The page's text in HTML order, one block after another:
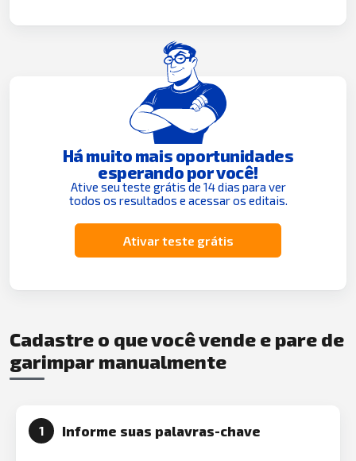
Há muito mais oportunidades
esperando por você!
Ative seu teste grátis de 14 dias para ver
todos os resultados e acessar os editais.
Ativar teste grátis
Cadastre o que você vende e pare de
garimpar manualmente
1 Informe suas palavras-chave